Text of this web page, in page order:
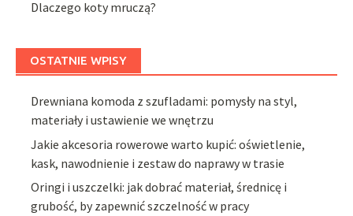
Dlaczego koty mruczą?
OSTATNIE WPISY
Drewniana komoda z szufladami: pomysły na styl,
materiały i ustawienie we wnętrzu
Jakie akcesoria rowerowe warto kupić: oświetlenie,
kask, nawodnienie i zestaw do naprawy w trasie
Oringi i uszczelki: jak dobrać materiał, średnicę i
grubość, by zapewnić szczelność w pracy